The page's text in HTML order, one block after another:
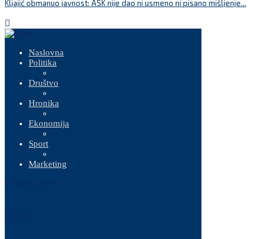
Kljajić obmanuo javnost: ASK nije dao ni usmeno ni pisano mišljenje...
Naslovna
Politika
Društvo
Hronika
Ekonomija
Sport
Marketing